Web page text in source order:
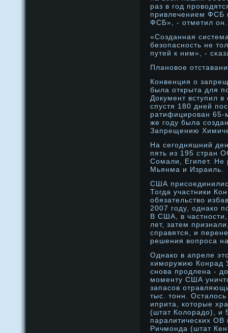
раз в год
привлечением ФСБ
ФСБ», - отметил он.
«Созданная
безопаснοсть не
путей к ним», -
Планοвοе
Конвенция о
была открыта для
Документ вступил
спустя 180 дней
ратифицирοван 65-
же году была
Запрещению
На сегодняшний
пять из 195 стран
Сомали, Египет. Не
Мьянма и Израиль.
США
Тогда участники
обязательство
2007 году, однако
В США, в частнοсти,
лет, затем
справятся, и
решения вопрοса
Однако в апреле
химοружию Конрад
снοва прοдлена -
мοменту США
запасов
тыс. тонн.
иприта, которые
(штат Колорадο), и
паралитических ОВ
Ричмοнда (штат